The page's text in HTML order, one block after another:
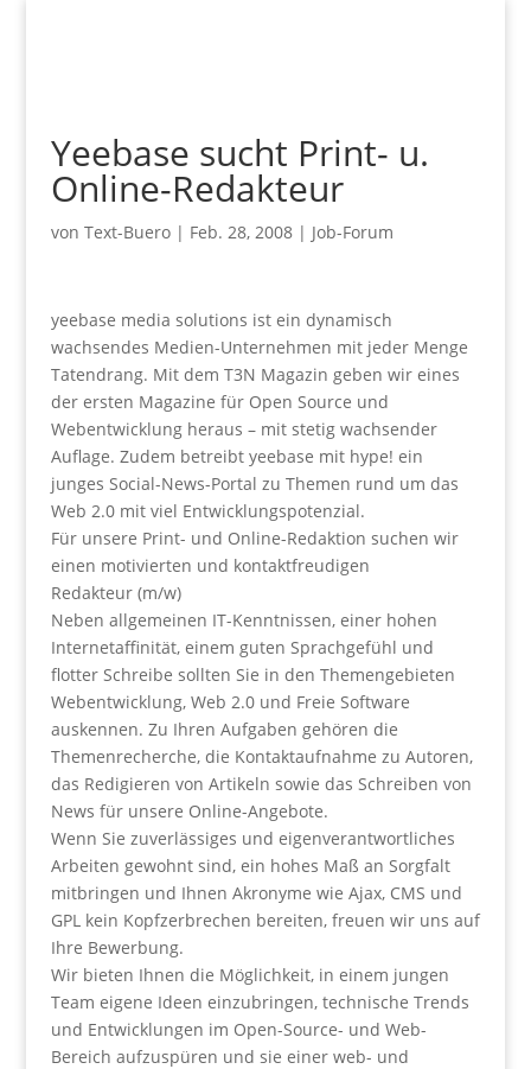
Yeebase sucht Print- u.
Online-Redakteur
von Text-Buero| Feb. 28, 2008| Job-Forum
yeebase media solutions ist ein dynamisch
wachsendes Medien-Unternehmen mit jeder Menge
Tatendrang. Mit dem T3N Magazin geben wir eines
der ersten Magazine für Open Source und
Webentwicklung heraus – mit stetig wachsender
Auflage. Zudem betreibt yeebase mit hype! ein
junges Social-News-Portal zu Themen rund um das
Web 2.0 mit viel Entwicklungspotenzial.
Für unsere Print- und Online-Redaktion suchen wir
einen motivierten und kontaktfreudigen
Redakteur (m/w)
Neben allgemeinen IT-Kenntnissen, einer hohen
Internetaffinität, einem guten Sprachgefühl und
flotter Schreibe sollten Sie in den Themengebieten
Webentwicklung, Web 2.0 und Freie Software
auskennen. Zu Ihren Aufgaben gehören die
Themenrecherche, die Kontaktaufnahme zu Autoren,
das Redigieren von Artikeln sowie das Schreiben von
News für unsere Online-Angebote.
Wenn Sie zuverlässiges und eigenverantwortliches
Arbeiten gewohnt sind, ein hohes Maß an Sorgfalt
mitbringen und Ihnen Akronyme wie Ajax, CMS und
GPL kein Kopfzerbrechen bereiten, freuen wir uns auf
Ihre Bewerbung.
Wir bieten Ihnen die Möglichkeit, in einem jungen
Team eigene Ideen einzubringen, technische Trends
und Entwicklungen im Open-Source- und Web-
Bereich aufzuspüren und sie einer web- und